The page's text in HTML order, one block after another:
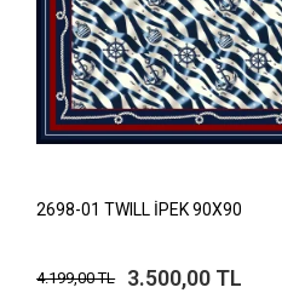
2698-01 TWILL İPEK 90X90
4.199,00 TL 3.500,00 TL